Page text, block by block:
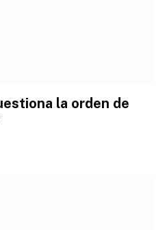
la orden de